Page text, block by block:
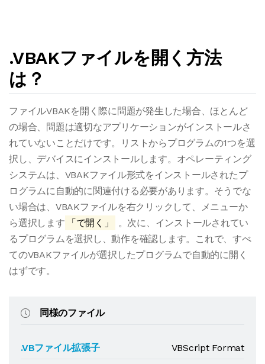
.VBAKファイルを開く方法
は？
ファイルVBAKを開く際に問題が発生した場合、ほとんど
の場合、問題は適切なアプリケーションがインストールさ
れていないことだけです。リストからプログラムの1つを選
択し、デバイスにインストールします。オペレーティング
システムは、VBAKファイル形式をインストールされたプ
ログラムに自動的に関連付ける必要があります。そうでな
い場合は、VBAKファイルを右クリックして、メニューか
ら選択します
「で開く」
。次に、インストールされてい
るプログラムを選択し、動作を確認します。これで、すべ
てのVBAKファイルが選択したプログラムで自動的に開く
はずです。
同様のファイル
.VBファイル拡張子
VBScript Format